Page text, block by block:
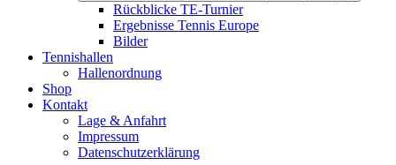
Rückblicke TE-Turnier
Ergebnisse Tennis Europe
Bilder
Tennishallen
Hallenordnung
Shop
Kontakt
Lage & Anfahrt
Impressum
Datenschutzerklärung